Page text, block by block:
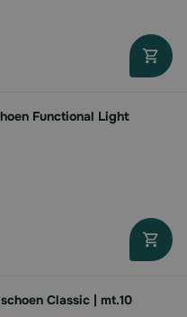
Functional Light
Classic | mt.10